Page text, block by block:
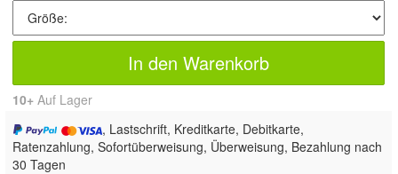
In den Warenkorb
10+ Auf Lager
, Lastschrift, Kreditkarte, Debitkarte,
Ratenzahlung, Sofortüberweisung, Überweisung, Bezahlung nach
30 Tagen